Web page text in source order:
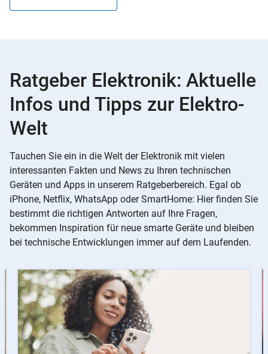
Ratgeber Elektronik: Aktuelle
Infos und Tipps zur Elektro-
Welt
Tauchen Sie ein in die Welt der Elektronik mit vielen
interessanten Fakten und News zu Ihren technischen
Geräten und Apps in unserem Ratgeberbereich. Egal ob
iPhone, Netflix, WhatsApp oder SmartHome: Hier finden Sie
bestimmt die richtigen Antworten auf Ihre Fragen,
bekommen Inspiration für neue smarte Geräte und bleiben
bei technische Entwicklungen immer auf dem Laufenden.
Instructions